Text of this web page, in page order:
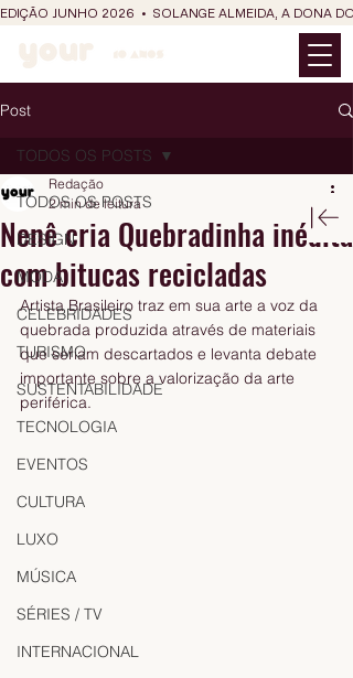
EDIÇÃO JUNHO 2026  •  SOLANGE ALMEIDA, A DONA
Post
TODOS OS POSTS
DESIGN
MODA
CELEBRIDADES
TURISMO
SUSTENTABILIDADE
TECNOLOGIA
EVENTOS
CULTURA
LUXO
MÚSICA
SÉRIES / TV
INTERNACIONAL
TODOS OS POSTS
Nenê cria Quebradinha inédita
com bitucas recicladas
Redação
2 min de leitura
Artista Brasileiro traz em sua arte a voz da
quebrada produzida através de materiais
que seriam descartados e levanta debate
importante sobre a valorização da arte
periférica.